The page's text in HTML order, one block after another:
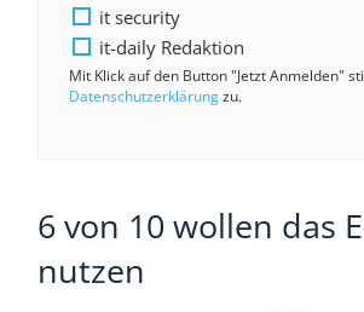
it security
it-daily Redaktion
Mit Klick auf den Button "Jetzt Anmelden"
Datenschutzerklärungzu.
6 von 10 wollen das
nutzen